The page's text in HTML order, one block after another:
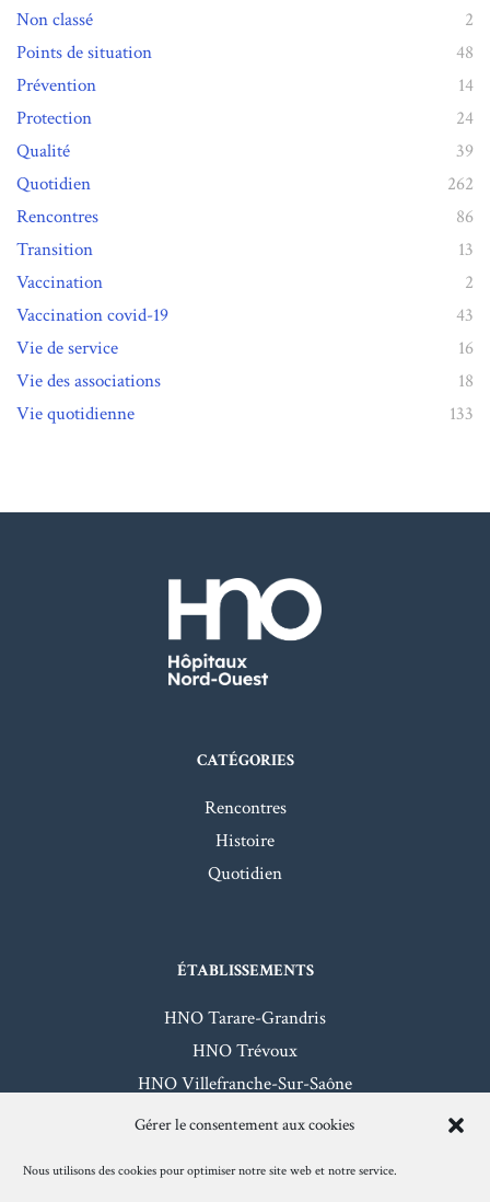
Gérer le consentement aux cookies
Nous utilisons des cookies pour optimiser notre site web et notre service.
Non classé
2
Points de situation
48
Prévention
14
Protection
24
Qualité
39
Quotidien
262
Rencontres
86
Transition
13
Vaccination
2
Vaccination covid-19
43
Vie de service
16
Vie des associations
18
Vie quotidienne
133
CATÉGORIES
Rencontres
Histoire
Quotidien
ÉTABLISSEMENTS
HNO Tarare-Grandris
HNO Trévoux
HNO Villefranche-Sur-Saône
HNO Beaujeu-Belleville